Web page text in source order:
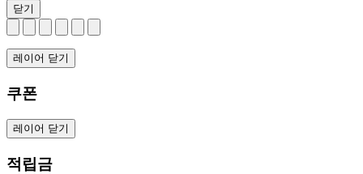
닫기
레이어 닫기
쿠폰
레이어 닫기
적립금